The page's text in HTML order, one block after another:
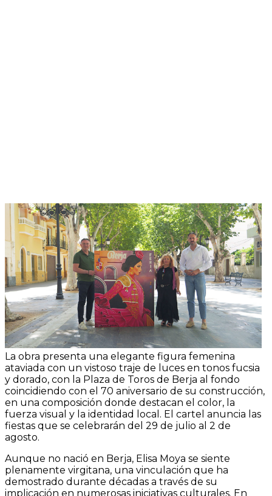
La obra presenta una elegante figura femenina
ataviada con un vistoso traje de luces en tonos fucsia
y dorado, con la Plaza de Toros de Berja al fondo
coincidiendo con el 70 aniversario de su construcción,
en una composición donde destacan el color, la
fuerza visual y la identidad local. El cartel anuncia las
fiestas que se celebrarán del 29 de julio al 2 de
agosto.
Aunque no nació en Berja, Elisa Moya se siente
plenamente virgitana, una vinculación que ha
demostrado durante décadas a través de su
implicación en numerosas iniciativas culturales. En